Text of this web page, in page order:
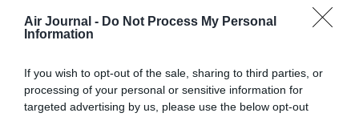
Air Journal - Do Not Process My Personal
Information
If you wish to opt-out of the sale, sharing to third parties, or
processing of your personal or sensitive information for
targeted advertising by us, please use the below opt-out